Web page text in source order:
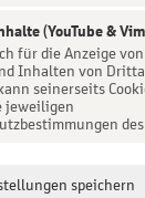
BBBank. Auf
atemberaubende
Fußball-
Europa League.
mit
(YouTube &
für die Anzeige
Inhalten von
seinerseits
jeweiligen
speichern